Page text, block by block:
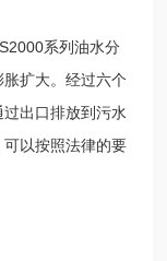
系列油水分
扩大。经过六个
出口排放到污水
以按照法律的要